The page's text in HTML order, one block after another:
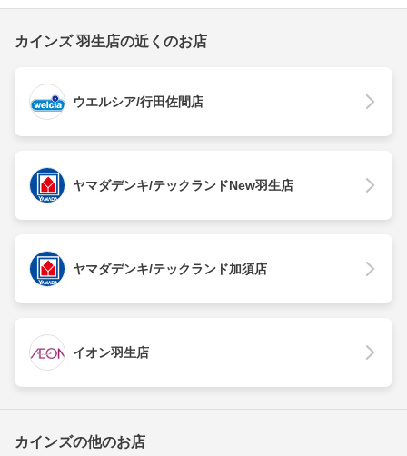
カインズ 羽生店の近くのお店
ウエルシア/行田佐間店
ヤマダデンキ/テックランドNew羽生店
ヤマダデンキ/テックランド加須店
イオン羽生店
カインズの他のお店